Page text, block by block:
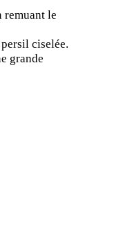
remuant le
ciselée.
grande